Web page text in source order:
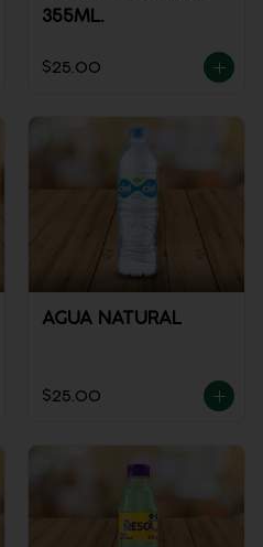
355ML.
$25.00
AGUA NATURAL
$25.00